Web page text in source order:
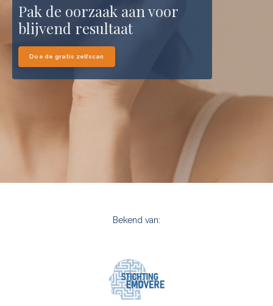
Pak de oorzaak aan voor
blijvend resultaat
Doe de gratis zelfscan
Bekend van: